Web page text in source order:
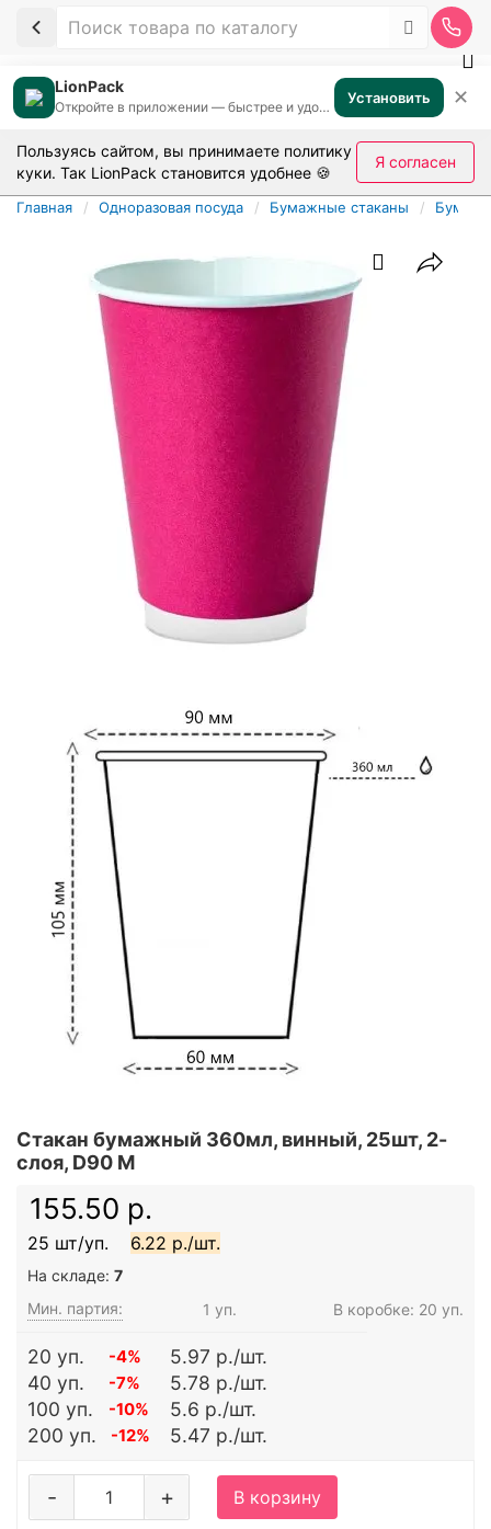
LionPack
Откройте в приложении — быстрее и удобнее Установить ✕
Пользуясь сайтом, вы принимаете политику
куки. Так LionPack становится удобнее 🍪
Я согласен
Главная Одноразовая посуда Бумажные стаканы
Стакан бумажный 360мл, винный, 25шт, 2-
слоя, D90 M
155.50 р.
25 шт/уп. 6.22 р./шт.
На складе: 7
Мин. партия:
1 уп. В коробке: 20 уп.
20 уп. -4%
5.97 р./шт.
40 уп.
-7%
5.78 р./шт.
100 уп.
-10%
5.6 р./шт.
200 уп.
-12% 5.47 р./шт.
+
- В корзину